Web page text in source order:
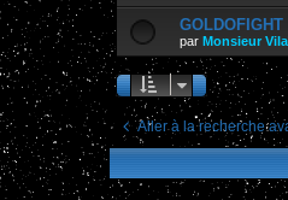
par Monsieur
Aller à la recherche